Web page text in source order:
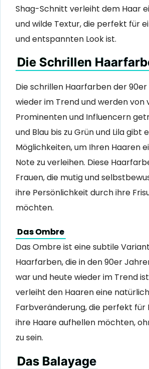
Shag-Schnitt verleiht dem Haar
und wilde Textur, die perfekt für
und entspannten Look ist.
Die Schrillen
Die schrillen Haarfarben der
wieder im Trend und werden von
Prominenten und Influencern
und Blau bis zu Grün und Lila gibt
Möglichkeiten, um Ihren Haaren
Note zu verleihen. Diese
Frauen, die mutig und
ihre Persönlichkeit durch ihre
möchten.
Das Ombre
Das Ombre ist eine subtile
Haarfarben, die in den 90er
war und heute wieder im Trend
verleiht den Haaren eine
Farbveränderung, die perfekt für
ihre Haare aufhellen möchten,
zu sein.
Das Balayage